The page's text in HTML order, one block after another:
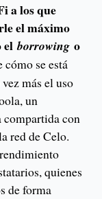
a los que
el máximo
elborrowing o
cómo se está
más el uso
un
compartida con
red de Celo.
quienes
de forma